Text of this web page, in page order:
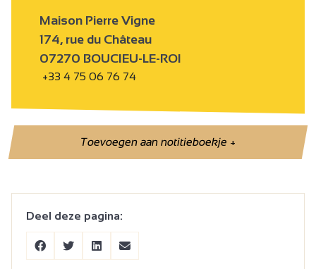
Maison Pierre Vigne
174, rue du Château
07270 BOUCIEU-LE-ROI
+33 4 75 06 76 74
Toevoegen aan notitieboekje+
Deel deze pagina: